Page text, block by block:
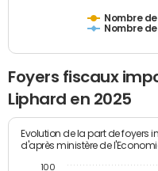
Nombre
Nombre
Foyers fiscaux
Liphard en 2025
Evolution de la part de foyers
d'après ministère de
100